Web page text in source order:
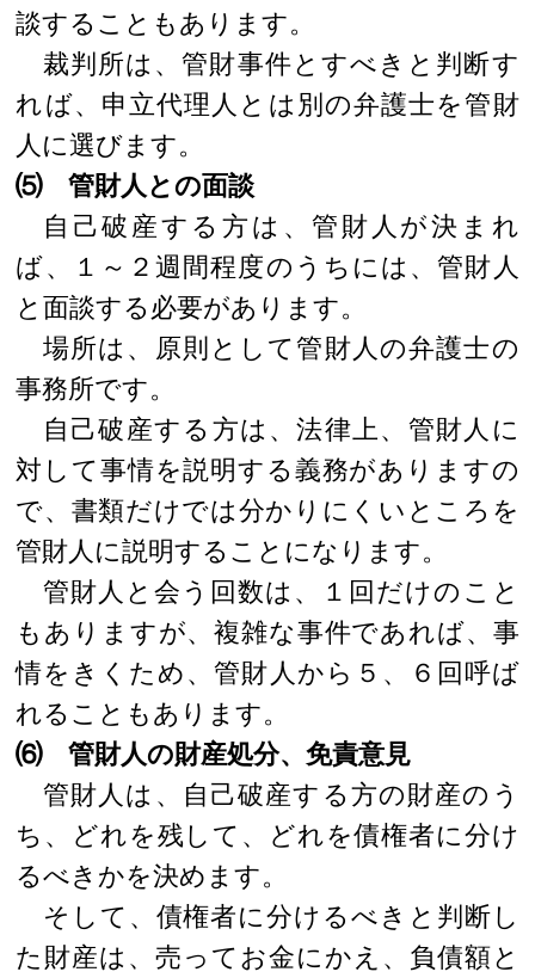
談することもあります。
裁判所は、管財事件とすべきと判断す
れば、申立代理人とは別の弁護士を管財
人に選びます。
⑸ 管財人との面談
自己破産する方は、管財人が決まれ
ば、１～２週間程度のうちには、管財人
と面談する必要があります。
場所は、原則として管財人の弁護士の
事務所です。
自己破産する方は、法律上、管財人に
対して事情を説明する義務がありますの
で、書類だけでは分かりにくいところを
管財人に説明することになります。
管財人と会う回数は、１回だけのこと
もありますが、複雑な事件であれば、事
情をきくため、管財人から５、６回呼ば
れることもあります。
⑹ 管財人の財産処分、免責意見
管財人は、自己破産する方の財産のう
ち、どれを残して、どれを債権者に分け
るべきかを決めます。
そして、債権者に分けるべきと判断し
た財産は、売ってお金にかえ、負債額と